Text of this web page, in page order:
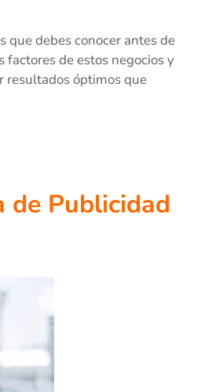
debes conocer antes de
factores de estos negocios y
resultados óptimos que
de Publicidad